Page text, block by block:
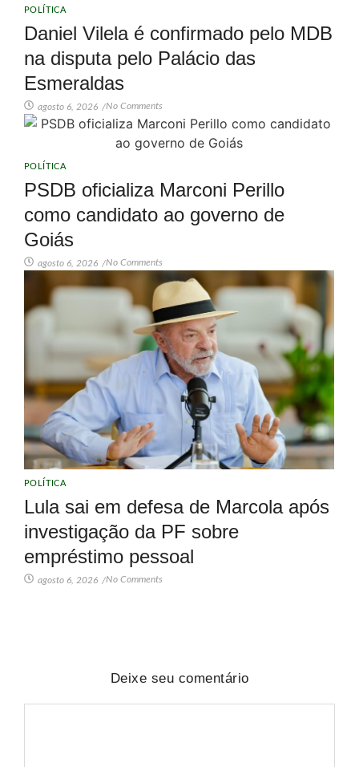
POLÍTICA
Daniel Vilela é confirmado pelo MDB
na disputa pelo Palácio das
Esmeraldas
agosto 6, 2026 /No Comments
POLÍTICA
PSDB oficializa Marconi Perillo
como candidato ao governo de
Goiás
agosto 6, 2026 /No Comments
POLÍTICA
Lula sai em defesa de Marcola após
investigação da PF sobre
empréstimo pessoal
agosto 6, 2026 /No Comments
Deixe seu comentário